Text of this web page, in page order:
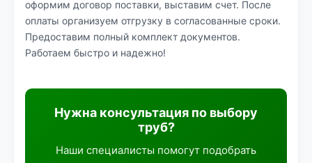
оформим договор поставки, выставим счет. После
оплаты организуем отгрузку в согласованные сроки.
Предоставим полный комплект документов.
Работаем быстро и надежно!
Нужна консультация по выбору
труб?
Наши специалисты помогут подобрать